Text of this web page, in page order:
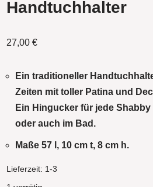
Handtuchhalter
27,00€
Ein traditioneller
Zeiten mit toller Patina und
Ein Hingucker für jede
oder auch im Bad.
Maße 57 l, 10 cm t, 8 cm h.
Lieferzeit: 1-3